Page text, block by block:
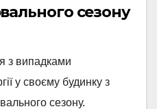
сезону
з випадками
у своєму будинку з
сезону.